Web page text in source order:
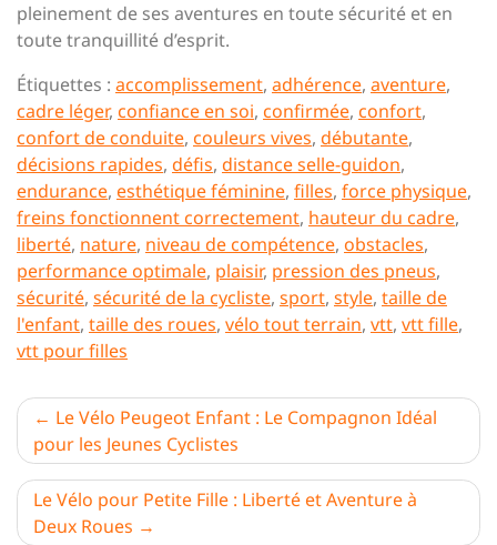
pleinement de ses aventures en toute sécurité et en
toute tranquillité d’esprit.
Étiquettes : accomplissement, adhérence, aventure,
cadre léger, confiance en soi, confirmée, confort,
confort de conduite, couleurs vives, débutante,
décisions rapides, défis, distance selle-guidon,
endurance, esthétique féminine, filles, force physique,
freins fonctionnent correctement, hauteur du cadre,
liberté, nature, niveau de compétence, obstacles,
performance optimale, plaisir, pression des pneus,
sécurité, sécurité de la cycliste, sport, style, taille de
l'enfant, taille des roues, vélo tout terrain, vtt, vtt fille,
vtt pour filles
Navigation
de
l’article
Le Vélo Peugeot Enfant : Le Compagnon Idéal
pour les Jeunes Cyclistes
Le Vélo pour Petite Fille : Liberté et Aventure à
Deux Roues